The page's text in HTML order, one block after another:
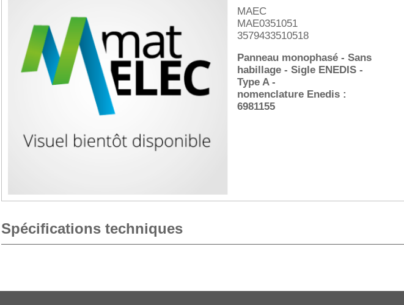
MAEC
MAE0351051
3579433510518
Panneau monophasé - Sans
habillage - Sigle ENEDIS -
Type A -
nomenclature Enedis :
6981155
Spécifications techniques